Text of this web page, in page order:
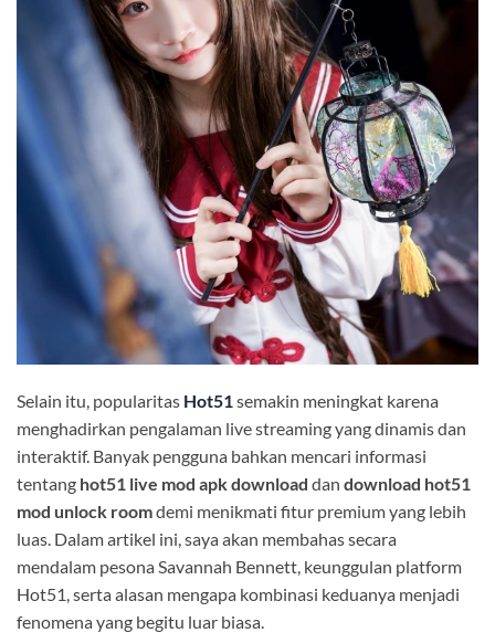
Selain itu, popularitas Hot51semakin meningkat karena
menghadirkan pengalaman live streaming yang dinamis dan
interaktif. Banyak pengguna bahkan mencari informasi
tentang hot51 live mod apk download dan download hot51
mod unlock roomdemi menikmati fitur premium yang lebih
luas. Dalam artikel ini, saya akan membahas secara
mendalam pesona Savannah Bennett, keunggulan platform
Hot51, serta alasan mengapa kombinasi keduanya menjadi
fenomena yang begitu luar biasa.